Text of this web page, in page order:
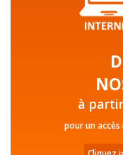
à
pour un